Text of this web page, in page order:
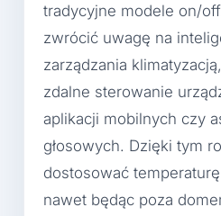
tradycyjne modele on/
zwrócić uwagę na
zarządzania
zdalne sterowanie
aplikacji mobilnych czy
głosowych. Dzięki tym
dostosować
nawet będąc poza